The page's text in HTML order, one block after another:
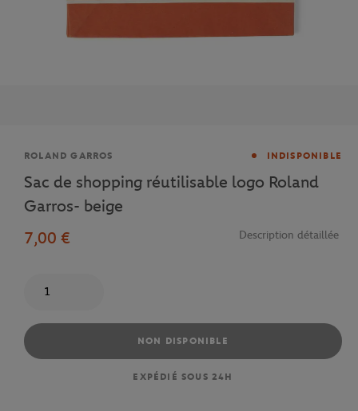
Marque
ROLAND GARROS INDISPONIBLE
Sac de shopping réutilisable logo Roland
Garros- beige
7,00 €
Description détaillée
NON DISPONIBLE
EXPÉDIÉ SOUS 24H